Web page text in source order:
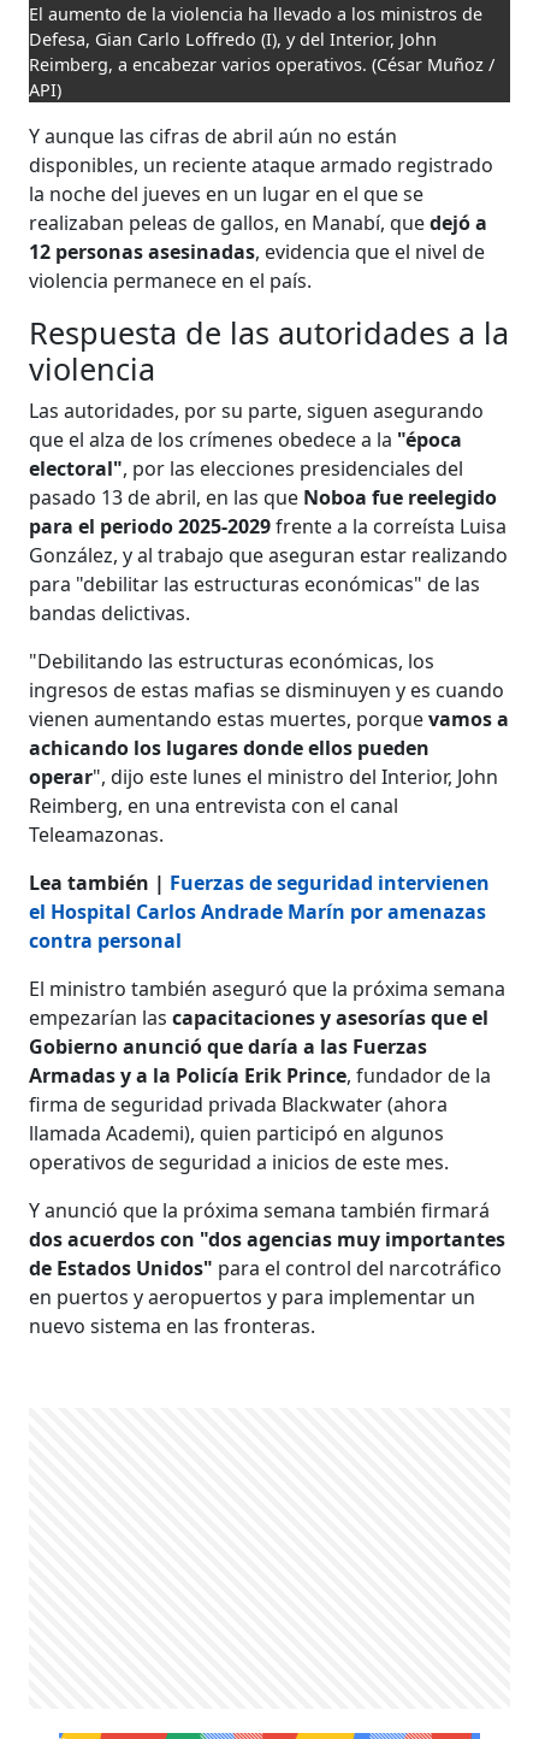
El aumento de la violencia ha llevado a los ministros de
Defesa, Gian Carlo Loffredo (I), y del Interior, John
Reimberg, a encabezar varios operativos. (César Muñoz /
API)
Y aunque las cifras de abril aún no están
disponibles, un reciente ataque armado registrado
la noche del jueves en un lugar en el que se
realizaban peleas de gallos, en Manabí, quedejó a
12 personas asesinadas, evidencia que el nivel de
violencia permanece en el país.
Respuesta de las autoridades a la
violencia
Las autoridades, por su parte, siguen asegurando
que el alza de los crímenes obedece a la "época
electoral", por las elecciones presidenciales del
pasado 13 de abril, en las que Noboa fue reelegido
para el periodo 2025-2029frente a la correísta Luisa
González, y al trabajo que aseguran estar realizando
para "debilitar las estructuras económicas" de las
bandas delictivas.
"Debilitando las estructuras económicas, los
ingresos de estas mafias se disminuyen y es cuando
vienen aumentando estas muertes, porquevamos a
achicando los lugares donde ellos pueden
operar", dijo este lunes el ministro del Interior, John
Reimberg, en una entrevista con el canal
Teleamazonas.
Lea también | Fuerzas de seguridad intervienen
el Hospital Carlos Andrade Marín por amenazas
contra personal
El ministro también aseguró que la próxima semana
empezarían lascapacitaciones y asesorías que el
Gobierno anunció que daría a las Fuerzas
Armadas y a la Policía Erik Prince, fundador de la
firma de seguridad privada Blackwater (ahora
llamada Academi), quien participó en algunos
operativos de seguridad a inicios de este mes.
Y anunció que la próxima semana también firmará
dos acuerdos con "dos agencias muy importantes
de Estados Unidos" para el control del narcotráfico
en puertos y aeropuertos y para implementar un
nuevo sistema en las fronteras.